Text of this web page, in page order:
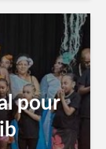
pour